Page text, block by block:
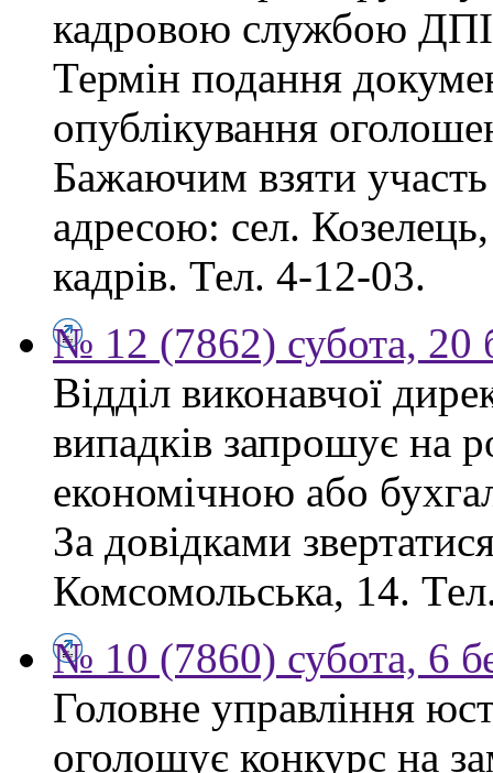
кадровою службою
Термін подання
опублікування
Бажаючим взяти участь
адресою: сел.
кадрів. Тел. 4-12-03.
№ 12 (7862) субота, 20
Відділ виконавчої
випадків запрошує на
економічною або
За довідками
Комсомольська, 14.
№ 10 (7860) субота, 6
Головне управління
оголошує конкурс на